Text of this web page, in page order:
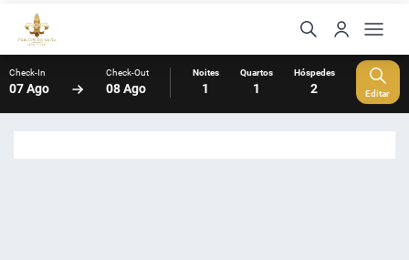
Check-In
07 Ago
Check-Out
08 Ago
Noites
1
Quartos
1
Hóspedes
2 Editar